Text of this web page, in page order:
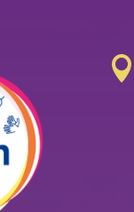
